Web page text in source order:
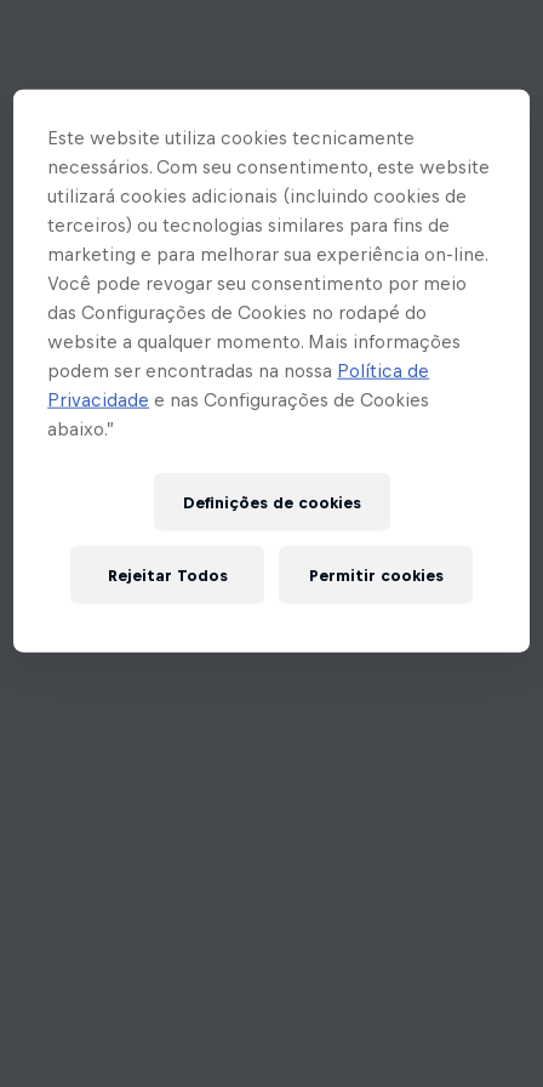
aqui
Este website utiliza cookies tecnicamente
necessários. Com seu consentimento, este website
utilizará cookies adicionais (incluindo cookies de
terceiros) ou tecnologias similares para fins de
marketing e para melhorar sua experiência on-line.
Você pode revogar seu consentimento por meio
das Configurações de Cookies no rodapé do
website a qualquer momento. Mais informações
podem ser encontradas na nossa Política de
Privacidade e nas Configurações de Cookies
abaixo.”
Definições de cookies
Rejeitar Todos Permitir cookies